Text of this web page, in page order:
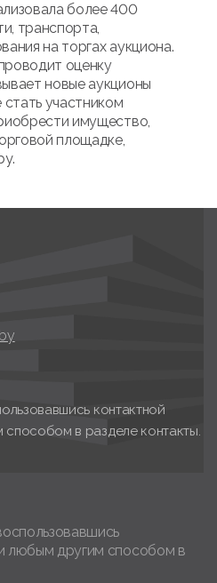
более 400
транспорта,
на торгах аукциона.
оценку
новые аукционы
участником
имущество,
площадке,
контактной
в разделе контакты.
любым другим способом в